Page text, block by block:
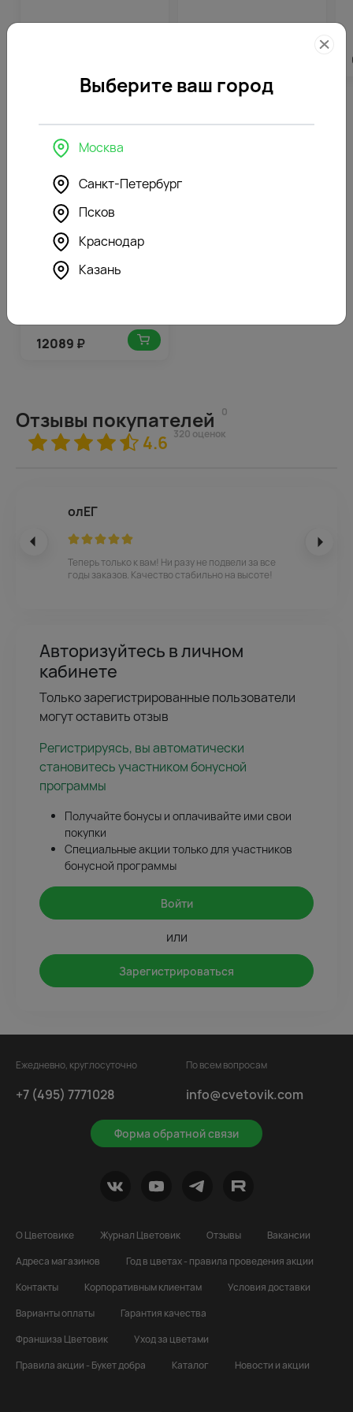
Похожие товары
4.5(338)
Букет из сухоцветов
Александрия
12089 ₽
Отзывы покупателей 0
4.6 320 оценок
олЕГ
Теперь только к вам! Ни разу не подвели за все
годы заказов. Качество стабильно на высоте!
Авторизуйтесь в личном
кабинете
Только зарегистрированные пользователи
могут оставить отзыв
Регистрируясь, вы автоматически
становитесь участником бонусной
программы
Получайте бонусы и оплачивайте ими свои
покупки
Специальные акции только для участников
бонусной программы
Войти
или
Зарегистрироваться
Ежедневно, круглосуточно
+7 (495) 7771028
Форма обратной связи
По всем вопросам
info@cvetovik.com
О Цветовике Журнал Цветовик Отзывы
Вакансии
Адреса магазинов
Год в цветах - правила проведения акции
Контакты
Корпоративным клиентам
Условия доставки
Варианты оплаты
Гарантия качества
Франшиза Цветовик
Уход за цветами
Правила акции - Букет добра
Каталог Новости и акции
Выберите ваш город
Москва
Санкт-Петербург
Псков
Краснодар
Казань